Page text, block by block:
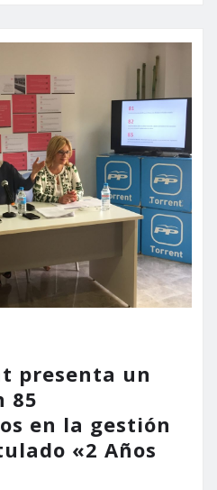
presenta un
85
en la gestión
«2 Años